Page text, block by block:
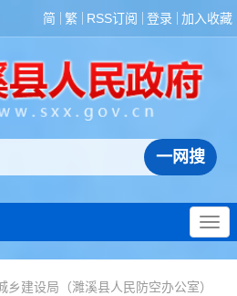
简 繁 RSS订阅 登录 加入收藏
乡建设局（濉溪县人民防空办公室）